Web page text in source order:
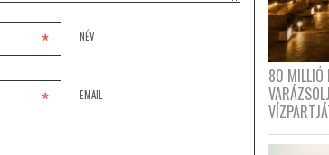
NÉV
*
EMAIL
*
80 MILLIÓ